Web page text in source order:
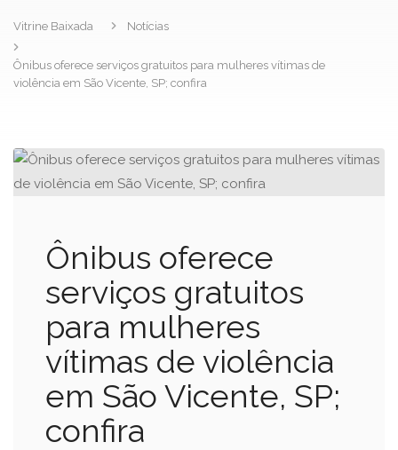
Vitrine Baixada Notícias
Ônibus oferece serviços gratuitos para mulheres vítimas de
violência em São Vicente, SP; confira
Ônibus oferece
serviços gratuitos
para mulheres
vítimas de violência
em São Vicente, SP;
confira